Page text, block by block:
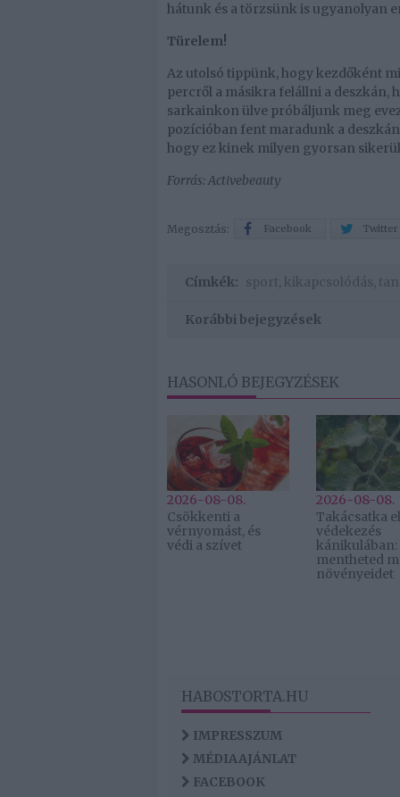
hátunk és a törzsünk is ugyanolyan
Türelem!
Az utolsó tippünk, hogy kezdőként
percről a másikra felállni a deszkán,
sarkainkon ülve próbáljunk meg
pozícióban fent maradunk a
hogy ez kinek milyen gyorsan
Forrás: Activebeauty
Megosztás: Facebook Twitter
Címkék: sport kikapcsolódás
Korábbi bejegyzések
HASONLÓ BEJEGYZÉSEK
2026-08-08.
Csökkenti a
vérnyomást, és
védi a szívet
2026-08-08.
Takácsatka
védekezés
mentheted
növényeidet
HABOSTORTA.HU
IMPRESSZUM
MÉDIAAJÁNLAT
FACEBOOK